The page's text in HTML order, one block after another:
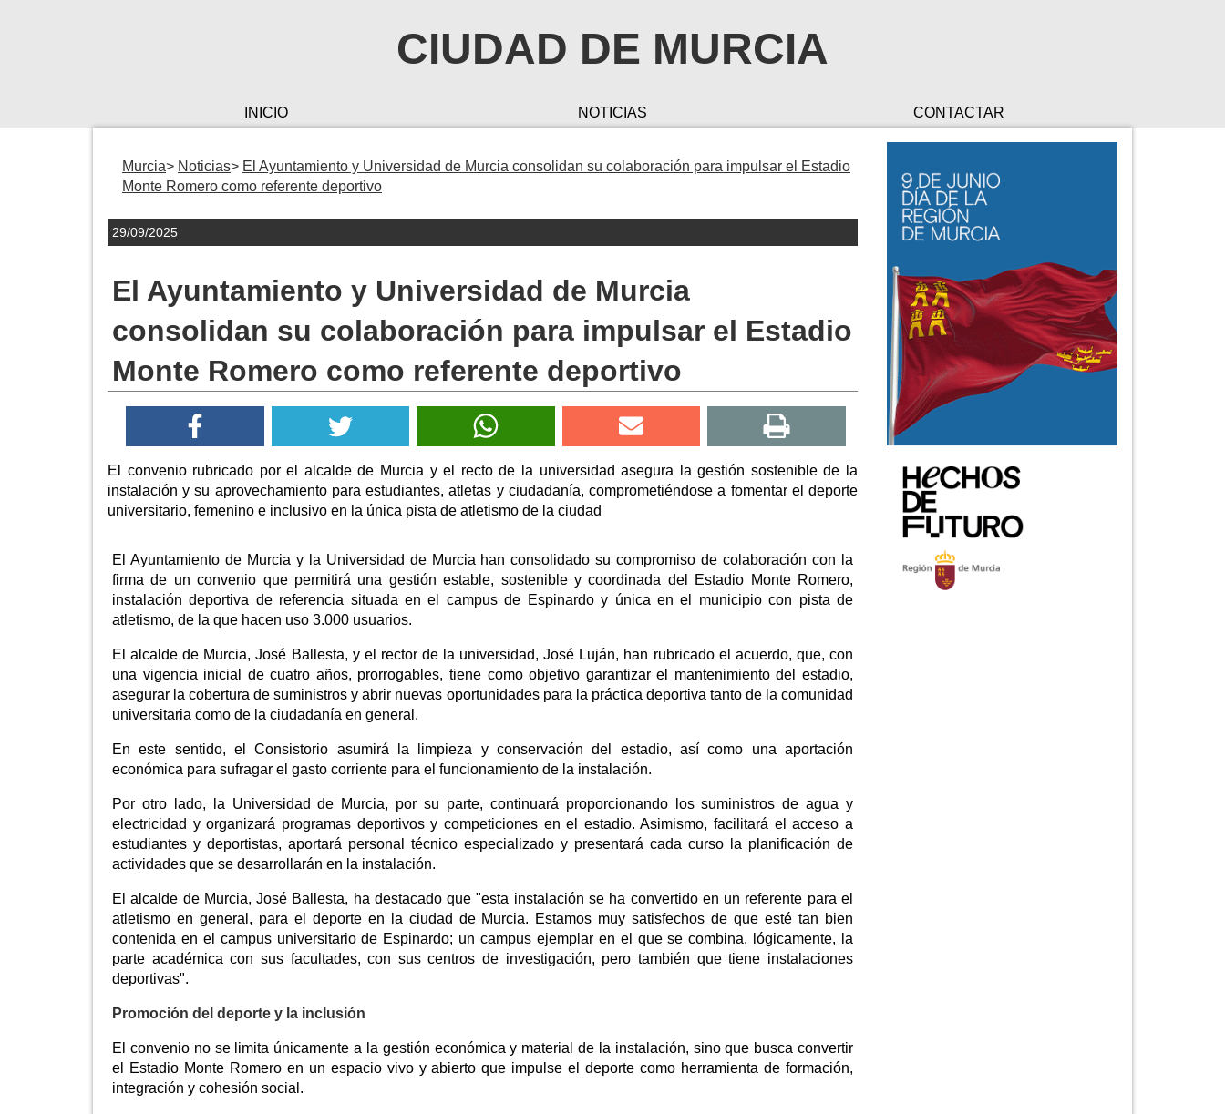
CIUDAD DE MURCIA
INICIO NOTICIAS CONTACTAR
Murcia Noticias
El Ayuntamiento y Universidad de Murcia consolidan su colaboración para impulsar el Estadio
Monte Romero como referente deportivo
29/09/2025
El Ayuntamiento y Universidad de Murcia
consolidan su colaboración para impulsar el Estadio
Monte Romero como referente deportivo
El convenio rubricado por el alcalde de Murcia y el recto de la universidad asegura la gestión sostenible de la
instalación y su aprovechamiento para estudiantes, atletas y ciudadanía, comprometiéndose a fomentar el deporte
universitario, femenino e inclusivo en la única pista de atletismo de la ciudad
El Ayuntamiento de Murcia y la Universidad de Murcia han consolidado su compromiso de colaboración con la
firma de un convenio que permitirá una gestión estable, sostenible y coordinada del Estadio Monte Romero,
instalación deportiva de referencia situada en el campus de Espinardo y única en el municipio con pista de
atletismo, de la que hacen uso 3.000 usuarios.
El alcalde de Murcia, José Ballesta, y el rector de la universidad, José Luján, han rubricado el acuerdo, que, con
una vigencia inicial de cuatro años, prorrogables, tiene como objetivo garantizar el mantenimiento del estadio,
asegurar la cobertura de suministros y abrir nuevas oportunidades para la práctica deportiva tanto de la comunidad
universitaria como de la ciudadanía en general.
En este sentido, el Consistorio asumirá la limpieza y conservación del estadio, así como una aportación
económica para sufragar el gasto corriente para el funcionamiento de la instalación.
Por otro lado, la Universidad de Murcia, por su parte, continuará proporcionando los suministros de agua y
electricidad y organizará programas deportivos y competiciones en el estadio. Asimismo, facilitará el acceso a
estudiantes y deportistas, aportará personal técnico especializado y presentará cada curso la planificación de
actividades que se desarrollarán en la instalación.
El alcalde de Murcia, José Ballesta, ha destacado que "esta instalación se ha convertido en un referente para el
atletismo en general, para el deporte en la ciudad de Murcia. Estamos muy satisfechos de que esté tan bien
contenida en el campus universitario de Espinardo; un campus ejemplar en el que se combina, lógicamente, la
parte académica con sus facultades, con sus centros de investigación, pero también que tiene instalaciones
deportivas".
Promoción del deporte y la inclusión
El convenio no se limita únicamente a la gestión económica y material de la instalación, sino que busca convertir
el Estadio Monte Romero en un espacio vivo y abierto que impulse el deporte como herramienta de formación,
integración y cohesión social.